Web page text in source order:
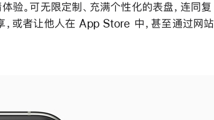
验。可无限定制、充满个性化的表盘，连同复
或者让他人在 App Store 中，甚至通过网站